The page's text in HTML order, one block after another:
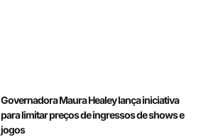
Governadora Maura Healey lança iniciativa
para limitar preços de ingressos de shows e
jogos